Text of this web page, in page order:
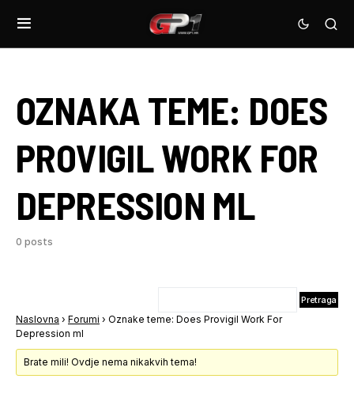
OZNAKA TEME: DOES
PROVIGIL WORK FOR
DEPRESSION ML
0 posts
Naslovna › Forumi › Oznake teme: Does Provigil Work For
Depression ml
Brate mili! Ovdje nema nikakvih tema!